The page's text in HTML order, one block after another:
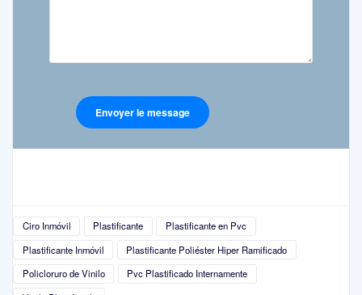
Ciro Inmóvil Plastificante
Plastificante en Pvc
Plastificante Inmóvil
Plastificante Poliéster Hiper Ramificado
Policloruro de Vinilo
Pvc Plastificado Internamente